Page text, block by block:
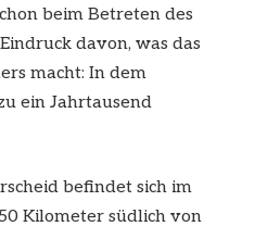
beim Betreten des
davon, was das
macht: In dem
ein Jahrtausend
befindet sich im
Kilometer südlich von